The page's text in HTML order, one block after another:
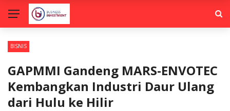
BISNIS
GAPMMI Gandeng MARS-ENVOTEC
Kembangkan Industri Daur Ulang
dari Hulu ke Hilir